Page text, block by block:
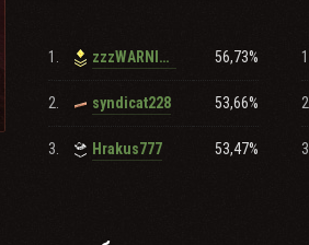
1. zzzWARNINGzzz 56,73%
2. syndicat228 53,66%
3. Hrakus777 53,47%
1.
2.
3.